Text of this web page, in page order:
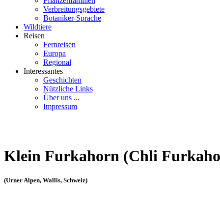
Verbreitungsgebiete
Botaniker-Sprache
Wildtiere
Reisen
Fernreisen
Europa
Regional
Interessantes
Geschichten
Nützliche Links
Über uns ...
Impressum
Klein Furkahorn (Chli
(Urner Alpen, Wallis, Schweiz)